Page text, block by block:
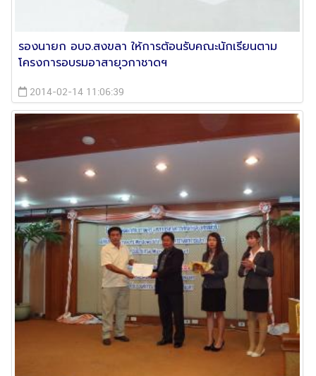
รองนายก อบจ.สงขลา ให้การต้อนรับคณะนักเรียนตาม
โครงการอบรมอาสายุวกาชาดฯ
2014-02-14 11:06:39